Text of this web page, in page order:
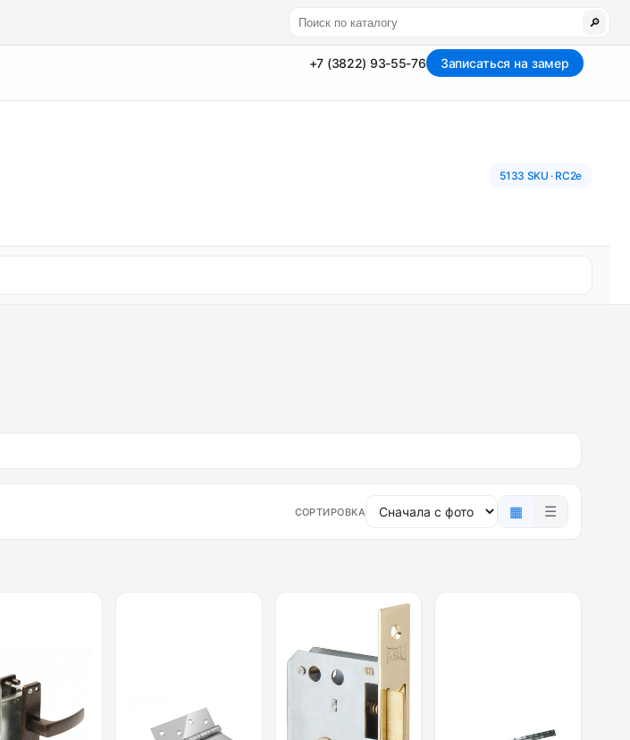
🔎
+7 (3822) 93-55-76 Записаться на замер
5133 SKU · RC2e
СОРТИРОВКА ▦ ☰